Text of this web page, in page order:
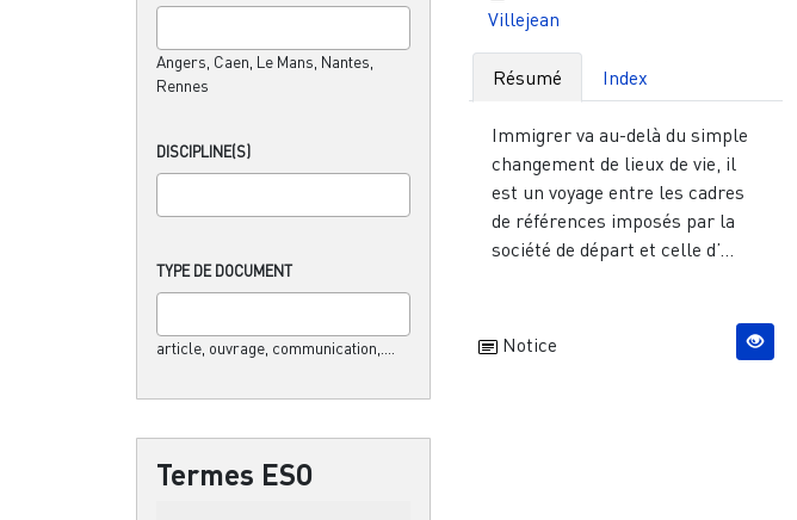
Angers, Caen, Le Mans, Nantes,
Rennes
DISCIPLINE(S)
TYPE DE DOCUMENT
article, ouvrage, communication,....
Termes ESO
Villejean
Résumé Index
Immigrer va au-delà du simple
changement de lieux de vie, il
est un voyage entre les cadres
de références imposés par la
société de départ et celle d’...
Notice